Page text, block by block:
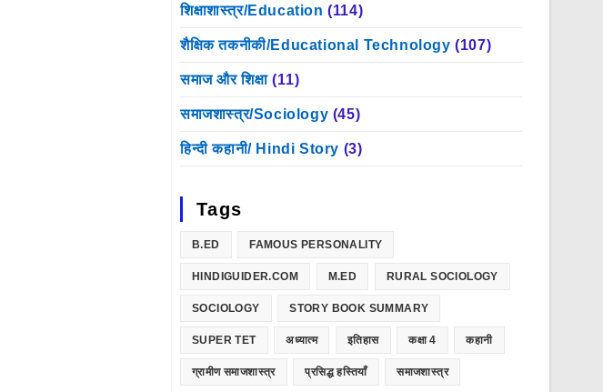
शिक्षाशास्त्र/Education (114)
शैक्षिक तकनीकी/Educational Technology (107)
समाज और शिक्षा (11)
समाजशास्त्र/Sociology (45)
हिन्दी कहानी/ Hindi Story (3)
Tags
B.ED FAMOUS PERSONALITY
HINDIGUIDER.COM M.ED RURAL SOCIOLOGY
SOCIOLOGY STORY BOOK SUMMARY
SUPER TET अध्यात्म इतिहास कक्षा 4 कहानी
ग्रामीण समाजशास्त्र प्रसिद्ध हस्तियाँ समाजशास्त्र